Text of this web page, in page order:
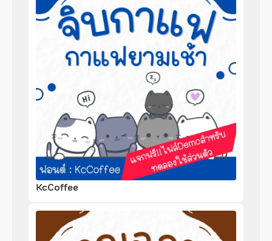
KcCoffee